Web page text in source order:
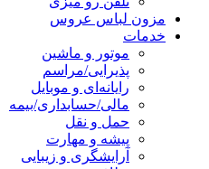
مزون لباس عروس
خدمات
موتور و ماشین
پذیرایی/مراسم
رایانه‌ای و موبایل
مالی/حسابداری/بیمه
حمل و نقل
پیشه و مهارت
آرایشگری و زیبایی